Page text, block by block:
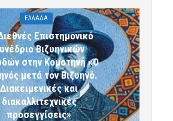
ΕΛΛΑΔΑ
Επιστημονικό
Βιζυηνικών
στην Κομοτηνή «Ο
μετά τον Βιζυηνό.
Διακειμενικές και
διακαλλιτεχνικές
προσεγγίσεις»